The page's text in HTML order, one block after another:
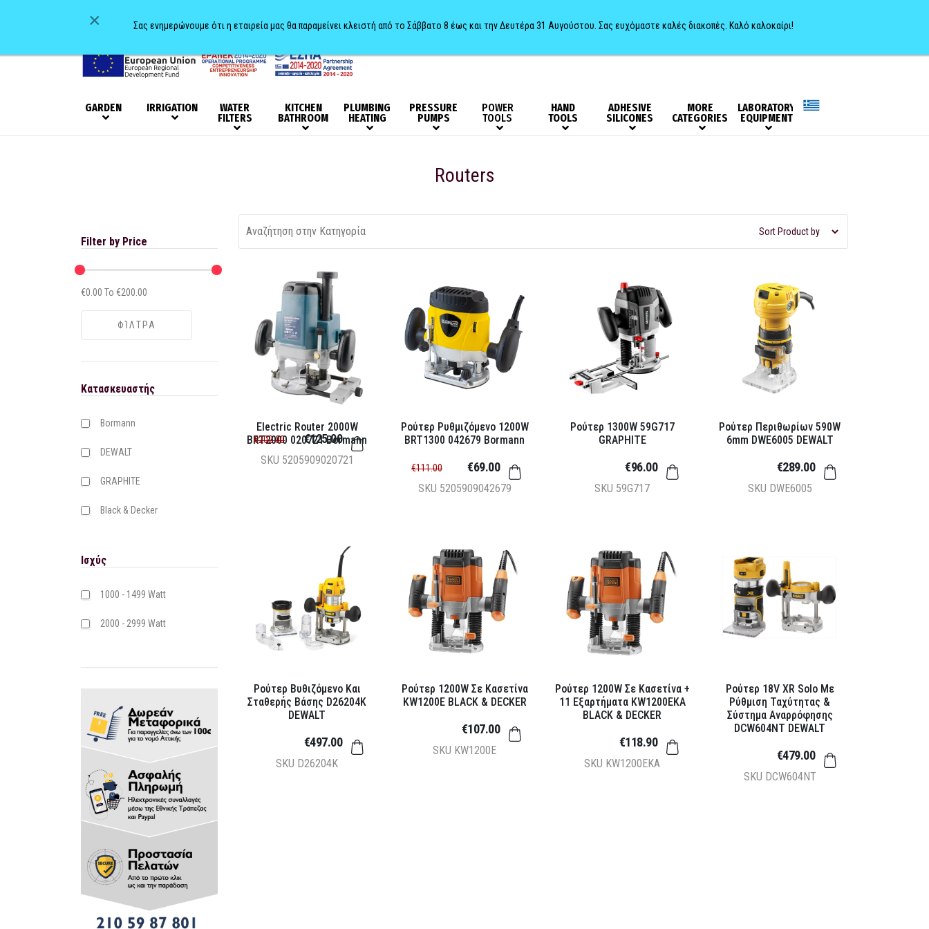
0
GARDEN IRRIGATION WATER
FILTERS
KITCHEN
BATHROOM
PLUMBING
HEATING
PRESSURE
PUMPS
POWER
TOOLS
HAND
TOOLS
ADHESIVE
SILICONES
MORE
CATEGORIES
LABORATORY
EQUIPMENT
Routers
Filter by Price
€0.00 To €200.00
Κατασκευαστής
Bormann
DEWALT
GRAPHITE
Black & Decker
Ισχύς
1000 - 1499 Watt
2000 - 2999 Watt
Electric Router 2000W
BRT2000 020721 Bormann
SKU 5205909020721
€202.00 €125.00
Ρούτερ Ρυθμιζόμενο 1200W
BRT1300 042679 Bormann
SKU 5205909042679
€111.00 €69.00
Ρούτερ 1300W 59G717
GRAPHITE
SKU 59G717
€96.00
Ρούτερ Περιθωρίων 590W
6mm DWE6005 DEWALT
SKU DWE6005
€289.00
Ρούτερ Βυθιζόμενο Και
Σταθερής Βάσης D26204K
DEWALT
SKU D26204K
€497.00
Ρούτερ 1200W Σε Κασετίνα
KW1200E BLACK & DECKER
SKU KW1200E
€107.00
Ρούτερ 1200W Σε Κασετίνα +
11 Εξαρτήματα KW1200EKA
BLACK & DECKER
SKU KW1200EKA
€118.90
Ρούτερ 18V XR Solo Με
Ρύθμιση Ταχύτητας &
Σύστημα Αναρρόφησης
DCW604NT DEWALT
SKU DCW604NT
€479.00
× Σας ενημερώνουμε ότι η εταιρεία μας θα παραμείνει κλειστή από το Σάββατο 8 έως και την Δευτέρα 31 Αυγούστου. Σας ευχόμαστε καλές διακοπές. Καλό καλοκαίρι!